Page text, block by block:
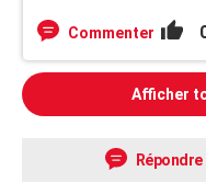
Commenter
Afficher
Répondre